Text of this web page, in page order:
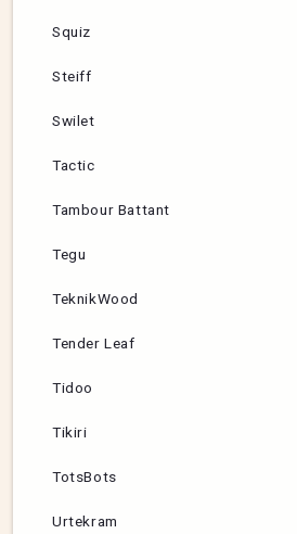
Squiz
Steiff
Swilet
Tactic
Tambour Battant
Tegu
TeknikWood
Tender Leaf
Tidoo
Tikiri
TotsBots
Urtekram